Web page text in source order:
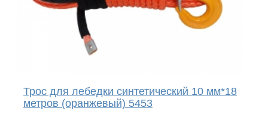
Трос для лебедки синтетический 10 мм*18
метров (оранжевый) 5453